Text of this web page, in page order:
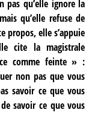
pas qu’elle ignore la
qu’elle refuse de
propos, elle s’appuie
cite la magistrale
comme feinte » :
non pas que vous
savoir ce que vous
savoir ce que vous